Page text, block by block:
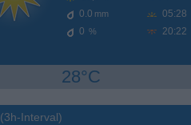
0.0 mm
0 %
05:28
20:22
28°C
(3h-Interval)